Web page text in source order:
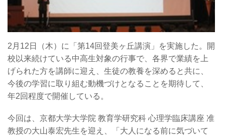
2月12日（木）に「第14回登美ヶ丘講演」を実施した。開
校以来続けている中高生対象の行事で、各界で業績を上
げられた方を講師に迎え、生徒の教養を深めると共に、
今後の学習に取り組む動機づけとなることを期待して、
年2回程度で開催している。
今回は、京都大学大学院 教育学研究科 心理学臨床講座 准
教授の大山泰宏先生を迎え、「大人になる前に気づいて